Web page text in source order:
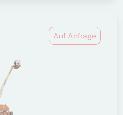
Auf Anfrage